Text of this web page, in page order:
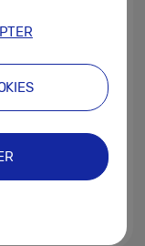
2025]
④ Home AI :
de l’habitat...
2025]
③ Galaxy AI